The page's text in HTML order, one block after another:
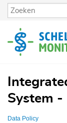
Overslaan
en
de
inhoud
System -
Data Policy